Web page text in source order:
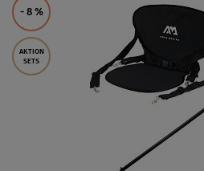
- 8 %
AKTION
SETS